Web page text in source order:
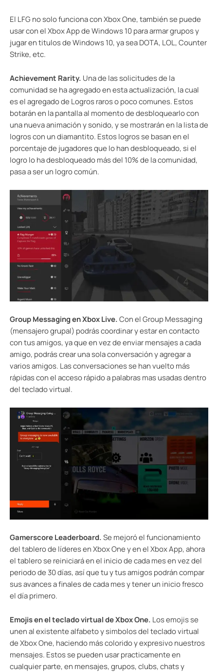
El LFG no solo funciona con Xbox One, también se puede
usar con el Xbox App de Windows 10 para armar grupos y
jugar en titulos de Windows 10, ya sea DOTA, LOL, Counter
Strike, etc.
Achievement Rarity. Una de las solicitudes de la
comunidad se ha agregado en esta actualización, la cual
es el agregado de Logros raros o poco comunes. Estos
botarán en la pantalla al momento de desbloquearlo con
una nueva animación y sonido, y se mostrarán en la lista de
logros con un diamantito. Estos logros se basan en el
porcentaje de jugadores que lo han desbloqueado, si el
logro lo ha desbloqueado más del 10% de la comunidad,
pasa a ser un logro común.
Group Messaging en Xbox Live.Con el Group Messaging
(mensajero grupal) podrás coordinar y estar en contacto
con tus amigos, ya que en vez de enviar mensajes a cada
amigo, podrás crear una sola conversación y agregar a
varios amigos. Las conversaciones se han vuelto más
rápidas con el acceso rápido a palabras mas usadas dentro
del teclado virtual.
Gamerscore Leaderboard.Se mejoró el funcionamiento
del tablero de líderes en Xbox One y en el Xbox App, ahora
el tablero se reiniciará en el inicio de cada mes en vez del
periodo de 30 días, así que tu y tus amigos podrán compar
sus avances a finales de cada mes y tener un inicio fresco
el día primero.
Emojis en el teclado virtual de Xbox One. Los emojis se
unen al existente alfabeto y simbolos del teclado virtual
de Xbox One, haciendo más colorido y expresivo nuestros
mensajes. Estos se pueden usar practicamente en
cualquier parte, en mensajes, grupos, clubs, chats y